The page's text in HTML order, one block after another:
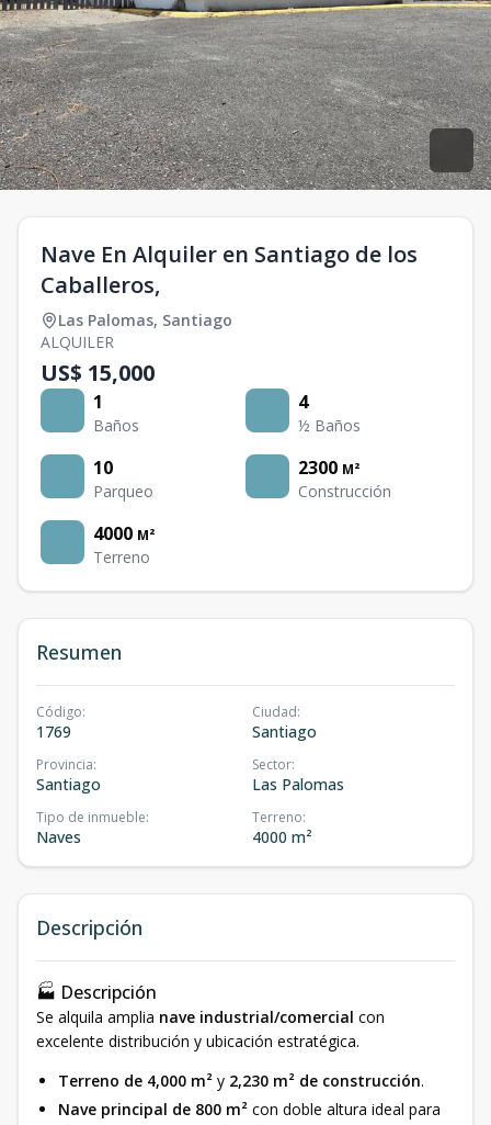
Nave En Alquiler en Santiago de los
Caballeros,
Las Palomas, Santiago
ALQUILER
US$ 15,000
1
Baños
4
½ Baños
10
Parqueo
2300 M²
Construcción
4000 M²
Terreno
Resumen
Código:
1769
Ciudad:
Santiago
Provincia:
Santiago
Sector:
Las Palomas
Tipo de inmueble:
Naves
Terreno:
4000 m²
Descripción
🏭 Descripción
Se alquila amplia nave industrial/comercial con
excelente distribución y ubicación estratégica.
Terreno de 4,000 m² y 2,230 m² de construcción.
Nave principal de 800 m² con doble altura ideal para